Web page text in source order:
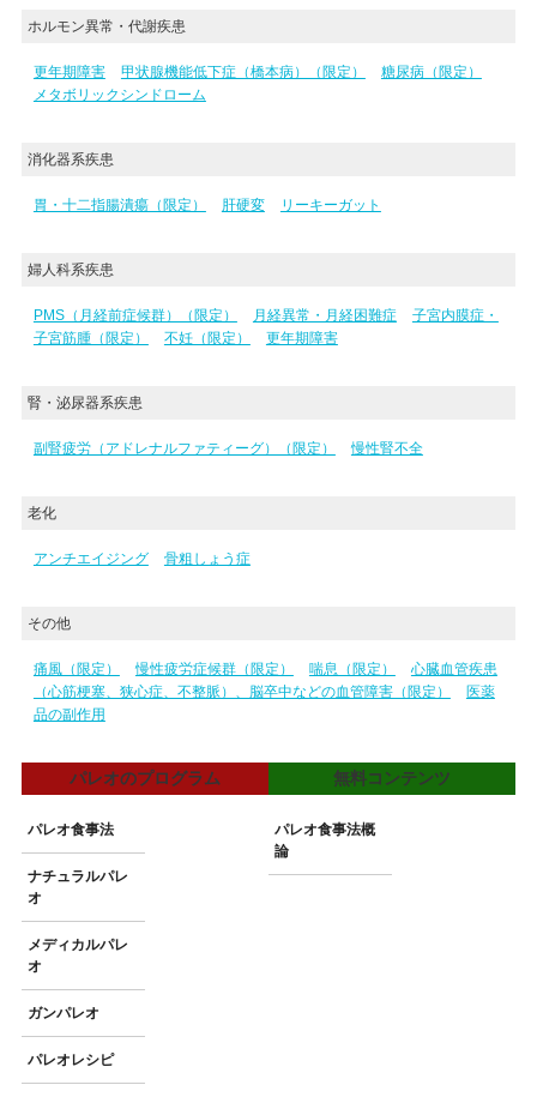
ホルモン異常・代謝疾患
更年期障害 甲状腺機能低下症（橋本病）（限定）
糖尿病（限定）
メタボリックシンドローム
消化器系疾患
胃・十二指腸潰瘍（限定） 肝硬変 リーキーガット
婦人科系疾患
PMS（月経前症候群）（限定） 月経異常・月経困難症
子宮内膜症・
子宮筋腫（限定）
不妊（限定） 更年期障害
腎・泌尿器系疾患
副腎疲労（アドレナルファティーグ）（限定） 慢性腎不全
老化
アンチエイジング 骨粗しょう症
その他
痛風（限定） 慢性疲労症候群（限定） 喘息（限定）
心臓血管疾患
（心筋梗塞、狭心症、不整脈）、脳卒中などの血管障害（限定）
医薬
品の副作用
パレオのプログラム
パレオ食事法
ナチュラルパレ
オ
メディカルパレ
オ
ガンパレオ
パレオレシピ
無料コンテンツ
パレオ食事法概
論